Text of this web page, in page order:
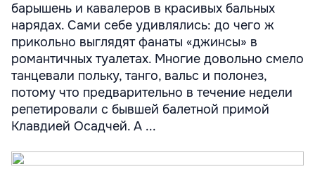
барышень и кавалеров в красивых бальных
нарядах. Сами себе удивлялись: до чего ж
прикольно выглядят фанаты «джинсы» в
романтичных туалетах. Многие довольно смело
танцевали польку, танго, вальс и полонез,
потому что предварительно в течение недели
репетировали с бывшей балетной примой
Клавдией Осадчей. А ...